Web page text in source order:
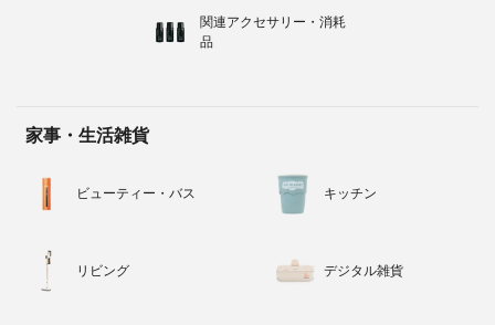
関連アクセサリー・消耗
品
家事・生活雑貨
ビューティー・バス キッチン
リビング デジタル雑貨